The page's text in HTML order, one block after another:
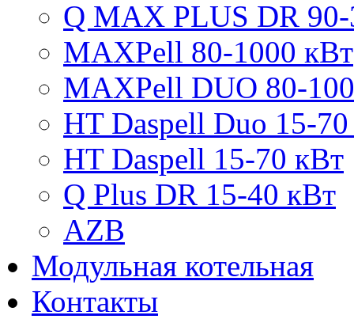
Q MAX PLUS DR
MAXPell 80-1000 кВт
MAXPell DUO 80-
HT Daspell Duo 15-
HT Daspell 15-70 кВт
Q Plus DR 15-40 кВт
AZB
Модульная котельная
Контакты